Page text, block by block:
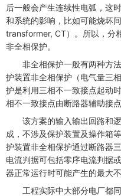
后一般会产生连续性电弧，这
和系统的影响，比如可能烧坏
transformer, CT）。所以，分
非全相保护。
非全相保护一般有两种方
护装置非全相保护（电气量三
护是利用三相不一致接点起动
相不一致接点由断路器辅助接点
该方案的输入输出回路和
成，不涉及保护装置及操作箱
护装置非全相保护通过断路器
电流判据可包括零序电流判据
器正常运行时可能产生的最大
工程实际中大部分电厂都